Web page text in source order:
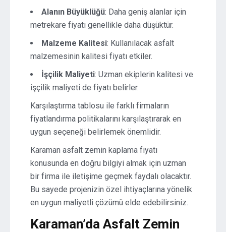
Alanın Büyüklüğü: Daha geniş alanlar için
metrekare fiyatı genellikle daha düşüktür.
Malzeme Kalitesi: Kullanılacak asfalt
malzemesinin kalitesi fiyatı etkiler.
İşçilik Maliyeti: Uzman ekiplerin kalitesi ve
işçilik maliyeti de fiyatı belirler.
Karşılaştırma tablosu ile farklı firmaların
fiyatlandırma politikalarını karşılaştırarak en
uygun seçeneği belirlemek önemlidir.
Karaman asfalt zemin kaplama fiyatı
konusunda en doğru bilgiyi almak için uzman
bir firma ile iletişime geçmek faydalı olacaktır.
Bu sayede projenizin özel ihtiyaçlarına yönelik
en uygun maliyetli çözümü elde edebilirsiniz.
Karaman’da Asfalt Zemin